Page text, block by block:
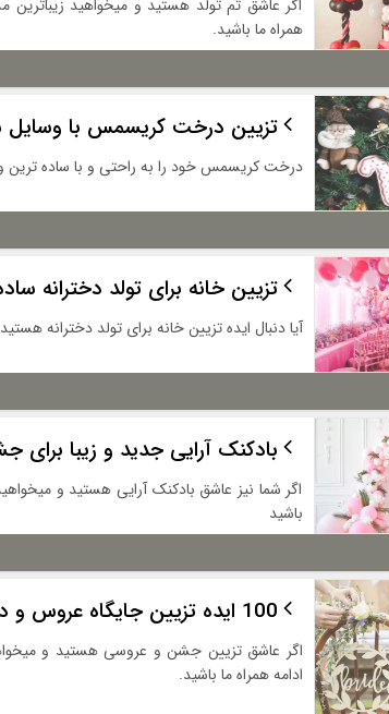
اگر عاشق تم تولد هستید و میخواهید زیباترین
همراه ما باشید.
تزیین درخت کریسمس با وسایل
درخت کریسمس خود را به راحتی و با ساده ترین
تزیین خانه برای تولد دخترانه
آیا دنبال ایده تزیین خانه برای تولد دخترانه
بادکنک آرایی جدید و زیبا
اگر شما نیز عاشق بادکنک آرایی هستید و
باشید
100 ایده تزیین جایگاه عروس و داماد ساده و زیبا برای شروع زندگی
اگر عاشق تزیین جشن و عروسی هستید و
ادامه همراه ما باشید.